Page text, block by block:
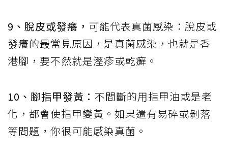
9、脫皮或發癢， 可能代表真菌感染：脫皮或
發癢的最常見原因，是真菌感染，也就是香
港腳，要不然就是溼疹或乾癬。
10、腳指甲發黃： 不間斷的用指甲油或是老
化，都會使指甲變黃。如果還有易碎或剝落
等問題，你很可能感染真菌。